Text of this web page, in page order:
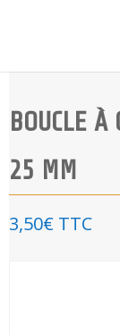
BOUCLE
25 MM
3,50€ TTC